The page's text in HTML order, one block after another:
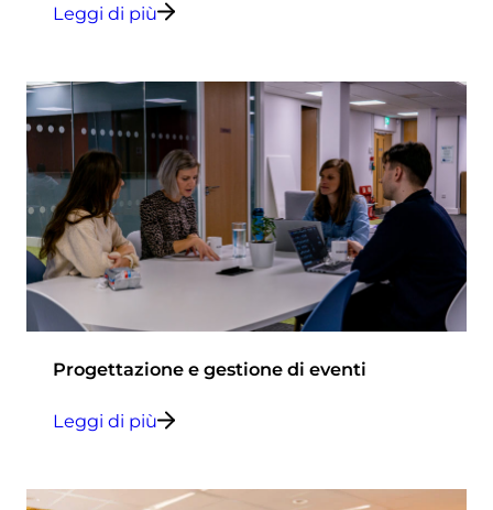
Leggi di più
Progettazione e gestione di eventi
Leggi di più